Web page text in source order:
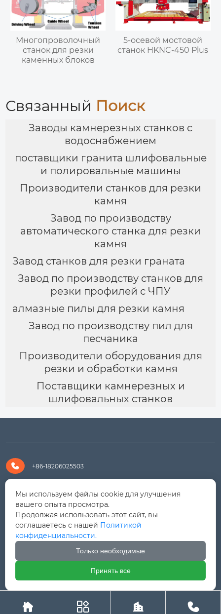
Многопроволочный
станок для резки
каменных блоков
5-осевой мостовой
станок HKNC-450 Plus
Связанный Поиск
Заводы камнерезных станков с
водоснабжением
поставщики гранита шлифовальные
и полировальные машины
Производители станков для резки
камня
Завод по производству
автоматического станка для резки
камня
Завод станков для резки граната
Завод по производству станков для
резки профилей с ЧПУ
алмазные пилы для резки камня
Завод по производству пил для
песчаника
Производители оборудования для
резки и обработки камня
Поставщики камнерезных и
шлифовальных станков
 +86-18206025503
 +8618206025503
 yanali@hualongm.com

351144, Китай, пров.Фуцзянь, г. Путянь, район Личэн,
промышленная зона Хуанши

Авторское право © ООО "Fujian Province HuaLong
   
Мы используем файлы cookie для улучшения
вашего опыта просмотра.
Продолжая использовать этот сайт, вы
соглашаетесь с нашей Политикой
конфиденциальности.
Только необходимые
Принять все